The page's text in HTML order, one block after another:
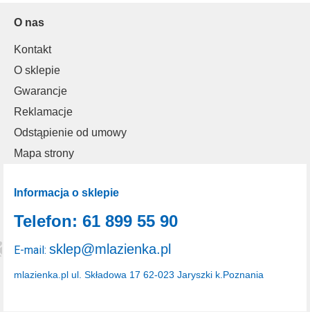
O nas
Kontakt
O sklepie
Gwarancje
Reklamacje
Odstąpienie od umowy
Mapa strony
Informacja o sklepie
mlazienka.pl ul. Składowa 17 62-023 Jaryszki k.Poznania
Telefon: 61 899 55 90
E-mail: sklep@mlazienka.pl